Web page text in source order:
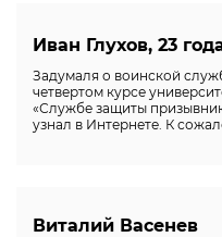
Иван Глухов, 23
Задумаля о воинской
четвертом курсе
«Службе защиты
узнал в Интернете. К
Виталий Васенев